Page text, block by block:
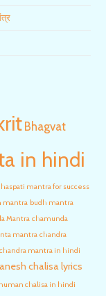
Bhagvat
in hindi
mantra for success
mantra budh mantra
Mantra chamunda
mantra chandra
chandra mantra in hindi
chalisa lyrics
chalisa in hindi